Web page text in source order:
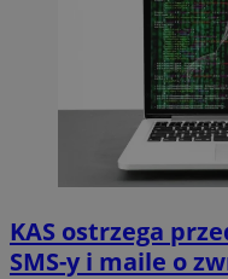
KAS ostrzega
SMS-y i maile o